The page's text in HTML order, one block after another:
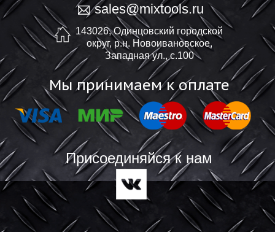
sales@mixtools.ru
143026, Одинцовский городской
округ, р.н. Новоивановское,
Западная ул., с.100
Мы принимаем к оплате
Присоединяйся к нам